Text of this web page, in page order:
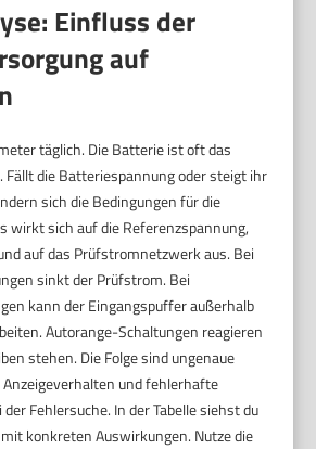
Einfluss der
auf
täglich. Die Batterie ist oft das
Fällt die Batteriespannung oder steigt ihr
sich die Bedingungen für die
wirkt sich auf die Referenzspannung,
auf das Prüfstromnetzwerk aus. Bei
sinkt der Prüfstrom. Bei
kann der Eingangspuffer außerhalb
Autorange-Schaltungen reagieren
stehen. Die Folge sind ungenaue
und fehlerhafte
Fehlersuche. In der Tabelle siehst du
konkreten Auswirkungen. Nutze die